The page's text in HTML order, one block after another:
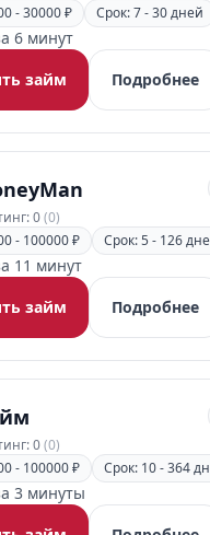
- 30000 ₽ Срок: 7 - 30 дней
6 минут
займ
Подробнее
0(0)
- 100000 ₽ Срок: 5 - 126
11 минут
займ
Подробнее
0(0)
- 100000 ₽ Срок: 10 - 364
3 минуты